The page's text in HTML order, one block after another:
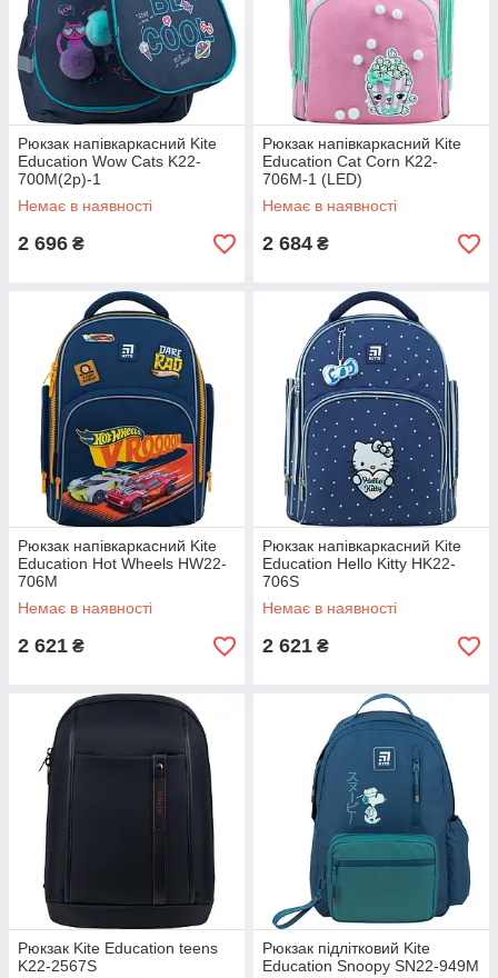
Рюкзак напівкаркасний Kite
Education Wow Cats K22-
700M(2p)-1
Немає в наявності
2 696 ₴
Рюкзак напівкаркасний Kite
Education Cat Corn K22-
706M-1 (LED)
Немає в наявності
2 684 ₴
Рюкзак напівкаркасний Kite
Education Hot Wheels HW22-
706M
Немає в наявності
2 621 ₴
Рюкзак напівкаркасний Kite
Education Hello Kitty HK22-
706S
Немає в наявності
2 621 ₴
Рюкзак Kite Education teens
K22-2567S
Рюкзак підлітковий Kite
Education Snoopy SN22-949M